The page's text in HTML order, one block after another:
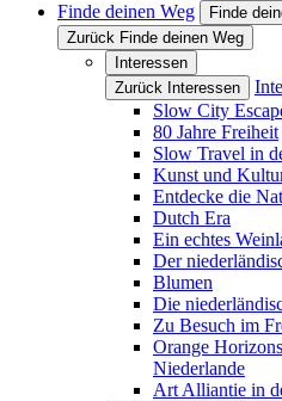
Finde deinen Weg
Finde
Zurück Finde deinen Weg
Interessen
Zurück Interessen
Slow City
80 Jahre Freiheit
Slow Travel in
Kunst und
Entdecke die
Dutch Era
Ein echtes
Der
Blumen
Die
Zu Besuch im
Orange
Niederlande
Art Alliantie in